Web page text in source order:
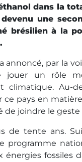
dans la
une
brésilien à la
annoncé, par la
jouer un rôle
Au-
ce pays en
de joindre le geste
de tente ans.
programme
fossiles